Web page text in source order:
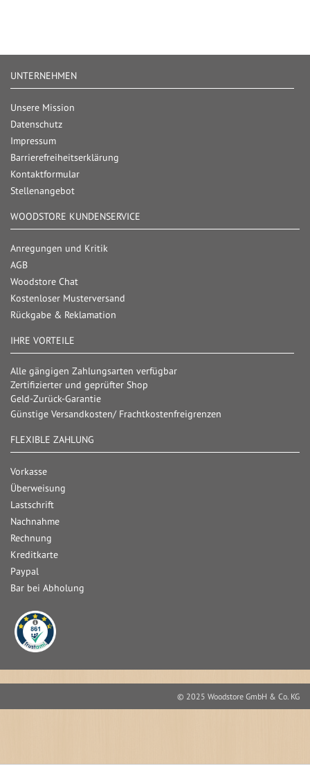
UNTERNEHMEN
Unsere Mission
Datenschutz
Impressum
Barrierefreiheitserklärung
Kontaktformular
Stellenangebot
WOODSTORE KUNDENSERVICE
Anregungen und Kritik
AGB
Woodstore Chat
Kostenloser Musterversand
Rückgabe & Reklamation
IHRE VORTEILE
Alle gängigen Zahlungsarten verfügbar
Zertifizierter und geprüfter Shop
Geld-Zurück-Garantie
Günstige Versandkosten/ Frachtkostenfreigrenzen
FLEXIBLE ZAHLUNG
Vorkasse
Überweisung
Lastschrift
Nachnahme
Rechnung
Kreditkarte
Paypal
Bar bei Abholung
© 2025 Woodstore GmbH & Co. KG